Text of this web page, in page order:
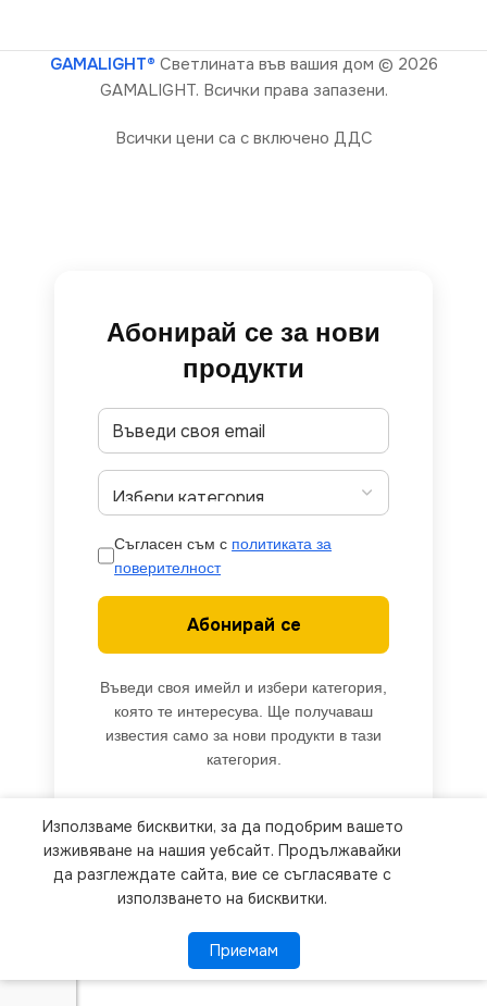
GAMALIGHT® Светлината във вашия дом © 2026
GAMALIGHT. Всички права запазени.
Всички цени са с включено ДДС
Абонирай се за нови
продукти
Съгласен съм с политиката за
поверителност
Абонирай се
Въведи своя имейл и избери категория,
която те интересува. Ще получаваш
известия само за нови продукти в тази
категория.
We use cookies to improve your experience on our
website. By browsing this website, you agree to
our use of cookies.
ПОВЕЧЕ ИНФОРМАЦИЯ
34094
Използваме бисквитки, за да подобрим вашето
изживяване на нашия уебсайт. Продължавайки
да разглеждате сайта, вие се съгласявате с
използването на бисквитки.
Приемам